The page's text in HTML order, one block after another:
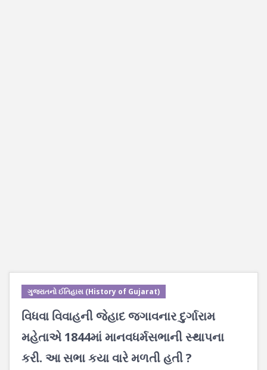
ગુજરાતનો ઈતિહાસ (History of Gujarat)
વિધવા વિવાહની જેહાદ જગાવનાર દુર્ગારામ
મહેતાએ 1844માં માનવધર્મસભાની સ્થાપના
કરી. આ સભા કયા વારે મળતી હતી ?